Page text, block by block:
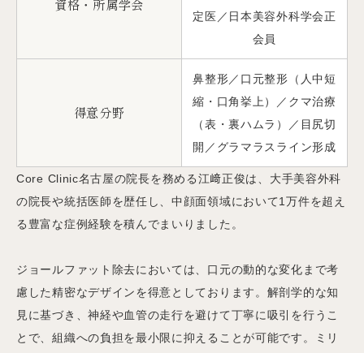
資格・所属学会
定医／日本美容外科学会正
会員
得意分野
鼻整形／口元整形（人中短
縮・口角挙上）／クマ治療
（表・裏ハムラ）／目尻切
開／グラマラスライン形成
Core Clinic名古屋の院長を務める江﨑正俊は、大手美容外科
の院長や統括医師を歴任し、中顔面領域において1万件を超え
る豊富な症例経験を積んでまいりました。
ジョールファット除去においては、口元の動的な変化まで考
慮した精密なデザインを得意としております。解剖学的な知
見に基づき、神経や血管の走行を避けて丁寧に吸引を行うこ
とで、組織への負担を最小限に抑えることが可能です。ミリ